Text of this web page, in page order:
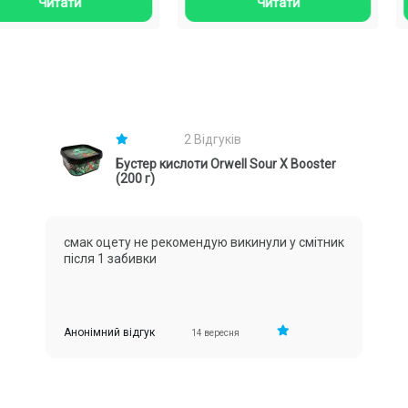
2 Відгуків
Бустер кислоти Orwell Sour X Booster
(200 г)
смак оцету не рекомендую викинули у смітник
після 1 забивки
Анонімний відгук 14 вересня